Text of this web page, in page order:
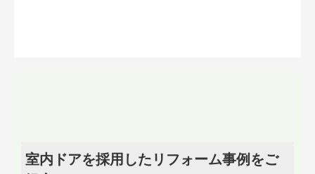
室内ドアを採用したリフォーム事例をご